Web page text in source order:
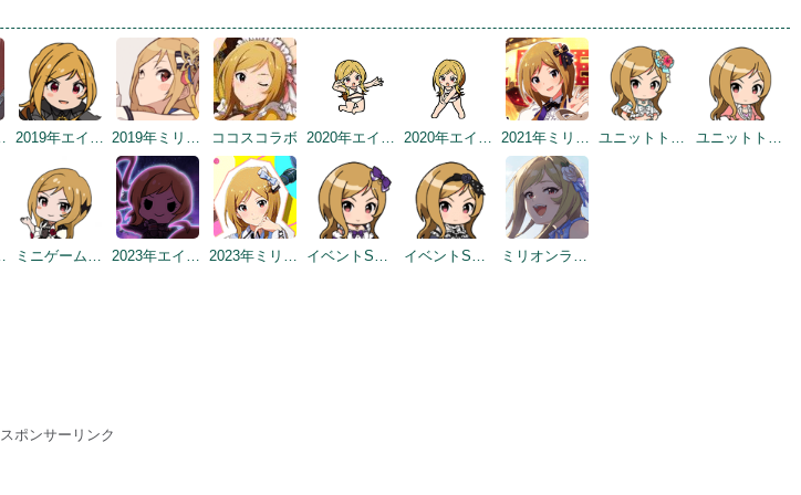
2019年エイプリルミニゲーム 2019年ミリシタ2周年カウントダウン（2日前） ココスコラボ 2020年エイプリルフールネタ 2020年エイプリルフールネタ 2021年ミリシタ4周年トップ画面 ユニットトークイメージ（2021-07-29～） ユニットトークイメージ（2021-07-29～）
ミニゲーム Everlasting Maze SD 2023年エイプリルフール（トップ画面） 2023年ミリシタ4周年イメージ イベントSD #370 イベントSD #387 ミリオンライブ13周年記念トップ画面
スポンサーリンク